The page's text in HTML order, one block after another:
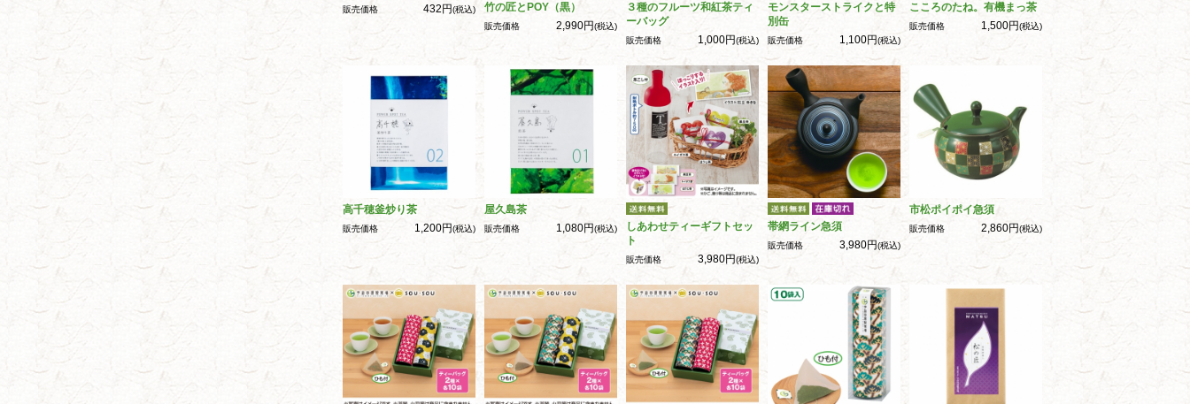
販売価格 432円(税込) 竹の匠とPOY（黒）
販売価格 2,990円(税込)
３種のフルーツ和紅茶ティ
ーバッグ
販売価格 1,000円(税込)
モンスターストライクと特
別缶
販売価格 1,100円(税込)
こころのたね。有機まっ茶
販売価格 1,500円(税込)
高千穂釜炒り茶
販売価格 1,200円(税込)
屋久島茶
販売価格 1,080円(税込)
しあわせティーギフトセッ
ト
販売価格 3,980円(税込)
帯網ライン急須
販売価格 3,980円(税込)
市松ポイポイ急須
販売価格 2,860円(税込)